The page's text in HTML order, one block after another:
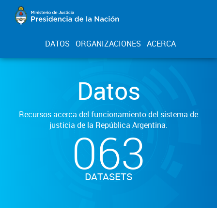
DATOS ORGANIZACIONES ACERCA
Datos
Recursos acerca del funcionamiento del sistema de
justicia de la República Argentina.
063
DATASETS